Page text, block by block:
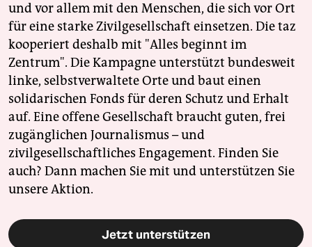
und vor allem mit den Menschen, die sich vor Ort
für eine starke Zivilgesellschaft einsetzen. Die taz
kooperiert deshalb mit "Alles beginnt im
Zentrum". Die Kampagne unterstützt bundesweit
linke, selbstverwaltete Orte und baut einen
solidarischen Fonds für deren Schutz und Erhalt
auf. Eine offene Gesellschaft braucht guten, frei
zugänglichen Journalismus – und
zivilgesellschaftliches Engagement. Finden Sie
auch? Dann machen Sie mit und unterstützen Sie
unsere Aktion.
Jetzt unterstützen